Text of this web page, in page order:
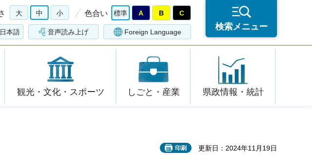
大 中 小 色合い 標準 A B C
本語 音声読み上げ Foreign Language
検索メニュー
観光・文化・スポーツ しごと・産業 県政情報・統計
印刷 更新日：2024年11月19日